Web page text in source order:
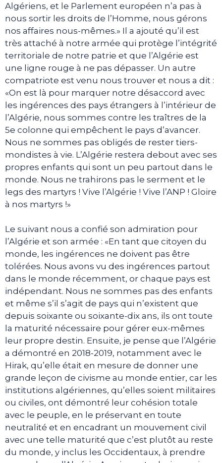
Algériens, et le Parlement européen n’a pas à
nous sortir les droits de l’Homme, nous gérons
nos affaires nous-mêmes.» Il a ajouté qu’il est
très attaché à notre armée qui protège l’intégrité
territoriale de notre patrie et que l’Algérie est
une ligne rouge à ne pas dépasser. Un autre
compatriote est venu nous trouver et nous a dit :
«On est là pour marquer notre désaccord avec
les ingérences des pays étrangers à l’intérieur de
l’Algérie, nous sommes contre les traîtres de la
5e colonne qui empêchent le pays d’avancer.
Nous ne sommes pas obligés de rester tiers-
mondistes à vie. L’Algérie restera debout avec ses
propres enfants qui sont un peu partout dans le
monde. Nous ne trahirons pas le serment et le
legs des martyrs ! Vive l’Algérie ! Vive l’ANP ! Gloire
à nos martyrs !»
Le suivant nous a confié son admiration pour
l’Algérie et son armée : «En tant que citoyen du
monde, les ingérences ne doivent pas être
tolérées. Nous avons vu des ingérences partout
dans le monde récemment, or chaque pays est
indépendant. Nous ne sommes pas des enfants
et même s’il s’agit de pays qui n’existent que
depuis soixante ou soixante-dix ans, ils ont toute
la maturité nécessaire pour gérer eux-mêmes
leur propre destin. Ensuite, je pense que l’Algérie
a démontré en 2018-2019, notamment avec le
Hirak, qu’elle était en mesure de donner une
grande leçon de civisme au monde entier, car les
institutions algériennes, qu’elles soient militaires
ou civiles, ont démontré leur cohésion totale
avec le peuple, en le préservant en toute
neutralité et en encadrant un mouvement civil
avec une telle maturité que c’est plutôt au reste
du monde, y inclus les Occidentaux, à prendre